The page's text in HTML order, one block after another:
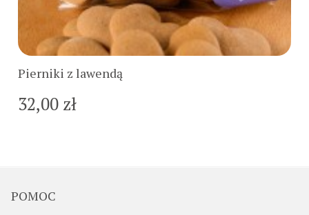
Pierniki z lawendą
32,00 zł
Do koszyka
POMOC